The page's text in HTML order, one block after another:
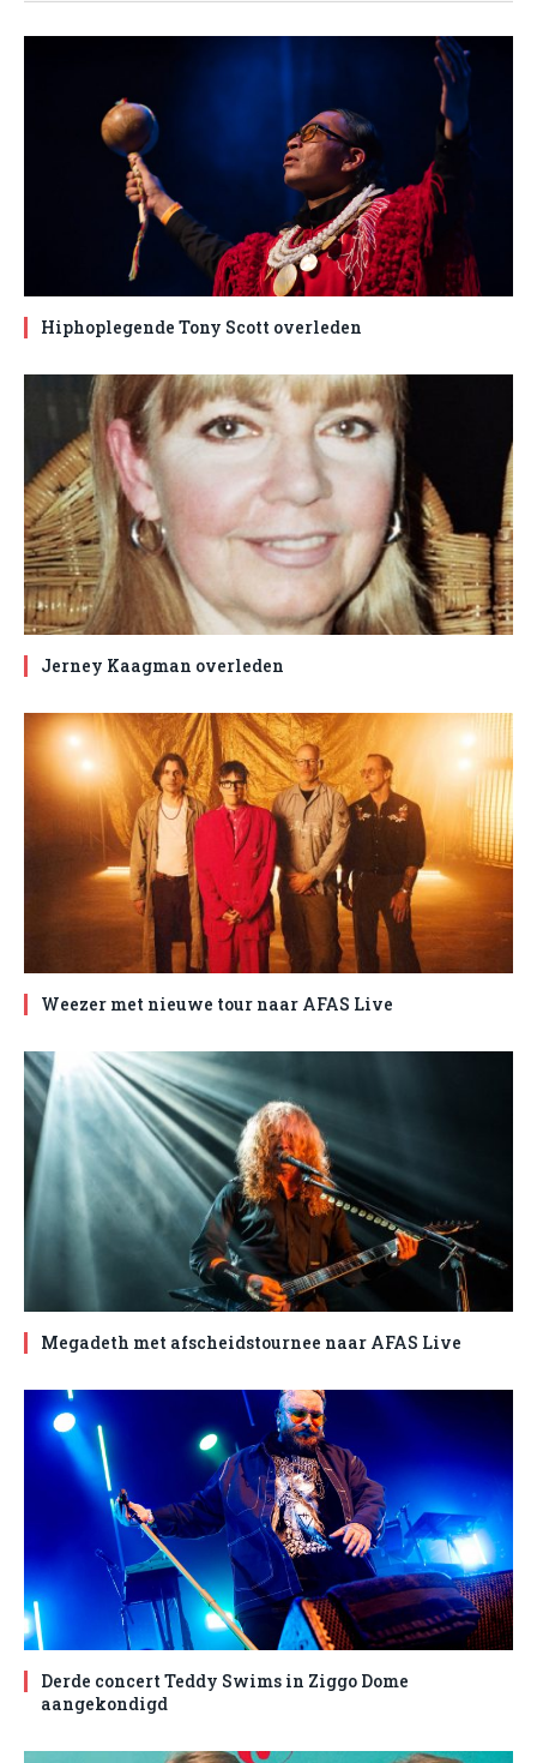
Hiphoplegende Tony Scott overleden
Jerney Kaagman overleden
Weezer met nieuwe tour naar AFAS Live
Megadeth met afscheidstournee naar AFAS Live
Derde concert Teddy Swims in Ziggo Dome
aangekondigd